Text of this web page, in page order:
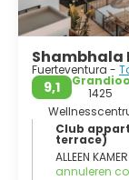
Shambhala
Fuerteventura -
9,1
1425
Club
terrace)
ALLEEN KAMER
annuleren